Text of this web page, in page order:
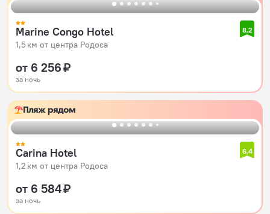
Marine Congo Hotel
1,5 км от центра Родоса
8,2
от 6 256 ₽
за ночь
Пляж рядом
Carina Hotel
1,2 км от центра Родоса
6,4
от 6 584 ₽
за ночь